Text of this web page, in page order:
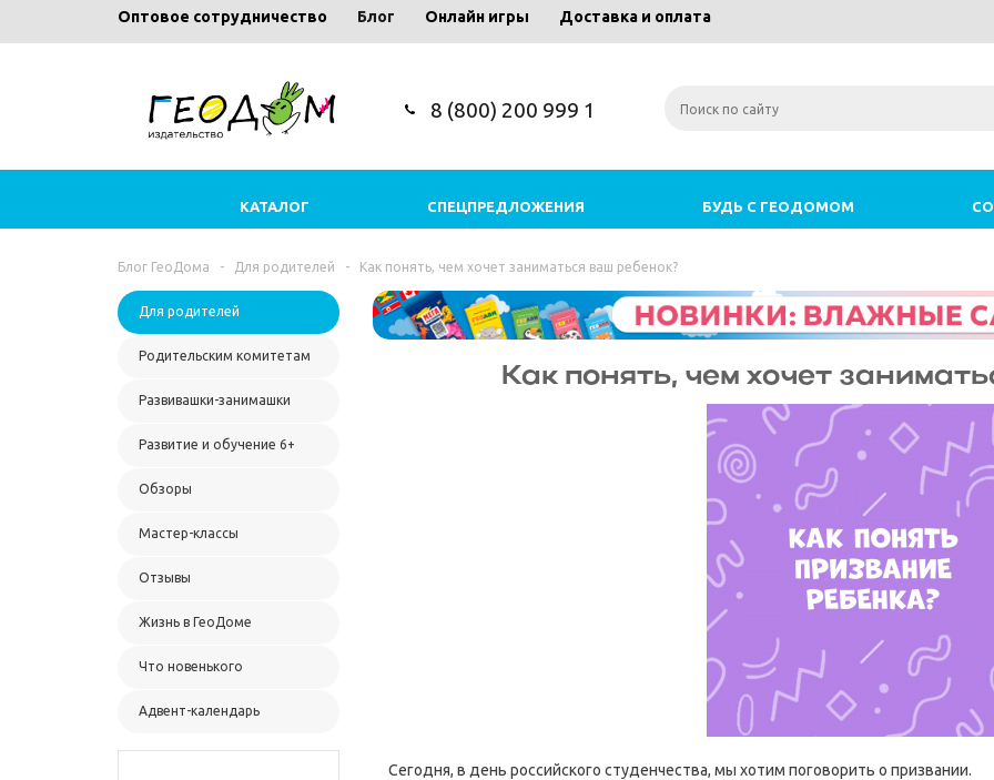
Оптовое сотрудничество Блог Онлайн игры Доставка и оплата
8 (800) 200 999 1
КАТАЛОГ СПЕЦПРЕДЛОЖЕНИЯ БУДЬ С ГЕОДОМОМ
Блог ГеоДома - Для родителей - Как понять, чем хочет заниматься ваш ребенок?
Для родителей
Родительским комитетам
Развивашки-занимашки
Развитие и обучение 6+
Обзоры
Мастер-классы
Отзывы
Жизнь в ГеоДоме
Что новенького
Адвент-календарь
Как понять, чем хочет
Сегодня, в день российского студенчества, мы хотим поговорить о призвании.